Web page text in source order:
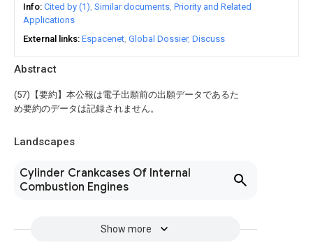
Abstract
(57)【要約】本公報は電子出願前の出願データであるた
め要約のデータは記録されません。
Landscapes
Cylinder Crankcases Of Internal
Combustion Engines
Show more
Info Cited by (1) Similar documents Priority and Related
Applications
External links Espacenet Global Dossier Discuss